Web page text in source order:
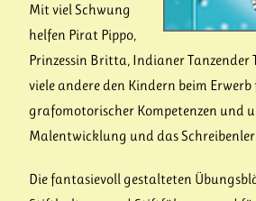
Mit viel Schwung
helfen Pirat Pippo,
Prinzessin Britta, Indianer Tanzender
viele andere den Kindern beim
grafomotorischer Kompetenzen und
Malentwicklung und das
Die fantasievoll gestalteten